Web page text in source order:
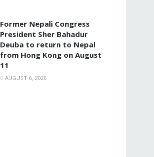
Former Nepali Congress
President Sher Bahadur
Deuba to return to Nepal
from Hong Kong on August
11
AUGUST 6, 2026